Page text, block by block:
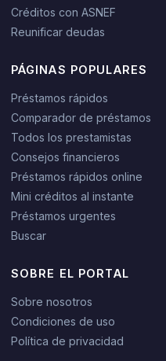
Créditos con ASNEF
Reunificar deudas
PÁGINAS POPULARES
Préstamos rápidos
Comparador de préstamos
Todos los prestamistas
Consejos financieros
Préstamos rápidos online
Mini créditos al instante
Préstamos urgentes
Buscar
SOBRE EL PORTAL
Sobre nosotros
Condiciones de uso
Política de privacidad